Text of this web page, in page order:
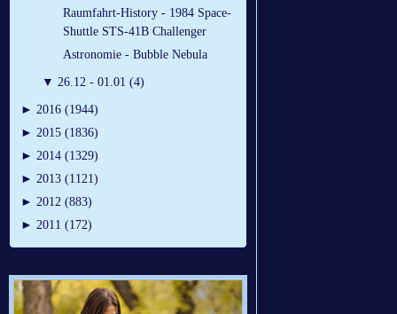
Raumfahrt-History - 1984 Space-
Shuttle STS-41B Challenger
Astronomie - Bubble Nebula
▼ 26.12 - 01.01 (4)
► 2016 (1944)
► 2015 (1836)
► 2014 (1329)
► 2013 (1121)
► 2012 (883)
► 2011 (172)